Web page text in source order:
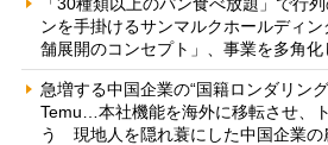
ンを手掛けるサンマルクホールディ
舗展開のコンセプト」、事業を多角
急増する中国企業の“国籍ロンダリン
Temu…本社機能を海外に移転させ、
う 現地人を隠れ蓑にした中国企業の